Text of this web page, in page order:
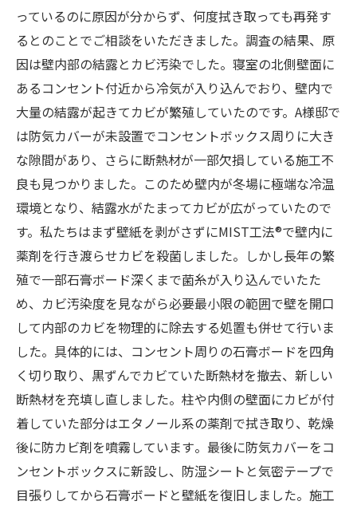
っているのに原因が分からず、何度拭き取っても再発す
るとのことでご相談をいただきました。調査の結果、原
因は壁内部の結露とカビ汚染でした。寝室の北側壁面に
あるコンセント付近から冷気が入り込んでおり、壁内で
大量の結露が起きてカビが繁殖していたのです。A様邸で
は防気カバーが未設置でコンセントボックス周りに大き
な隙間があり、さらに断熱材が一部欠損している施工不
良も見つかりました。このため壁内が冬場に極端な冷温
環境となり、結露水がたまってカビが広がっていたので
す。私たちはまず壁紙を剥がさずにMIST工法®で壁内に
薬剤を行き渡らせカビを殺菌しました。しかし長年の繁
殖で一部石膏ボード深くまで菌糸が入り込んでいたた
め、カビ汚染度を見ながら必要最小限の範囲で壁を開口
して内部のカビを物理的に除去する処置も併せて行いま
した​。具体的には、コンセント周りの石膏ボードを四角
く切り取り、黒ずんでカビていた断熱材を撤去、新しい
断熱材を充填し直しました​。柱や内側の壁面にカビが付
着していた部分はエタノール系の薬剤で拭き取り、乾燥
後に防カビ剤を噴霧しています​。最後に防気カバーをコ
ンセントボックスに新設し、防湿シートと気密テープで
目張りしてから石膏ボードと壁紙を復旧しました​。施工